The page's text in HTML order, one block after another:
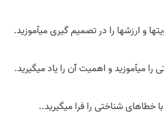
و ارزش­ها را در تصمیم گیری می­آموزید.
می­آموزید و اهمیت آن را یاد می­گیرید.
خطاهای شناختی را فرا می­گیرید..